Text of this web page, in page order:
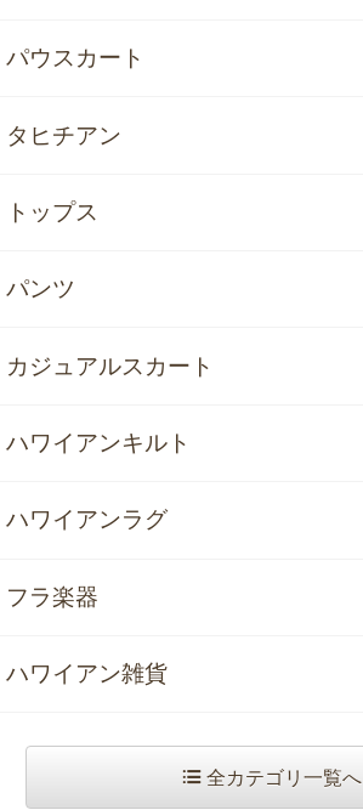
パウスカート
タヒチアン
トップス
パンツ
カジュアルスカート
ハワイアンキルト
ハワイアンラグ
フラ楽器
ハワイアン雑貨
全カテゴリ一覧へ